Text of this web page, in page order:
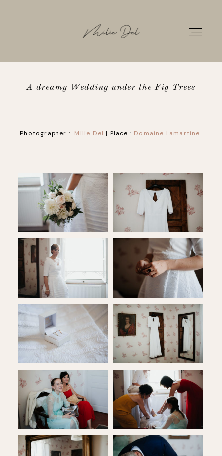
INFOS
CONTACT
A dreamy Wedding under the Fig Trees
Photographer : Milie Del| Place : Domaine Lamartine